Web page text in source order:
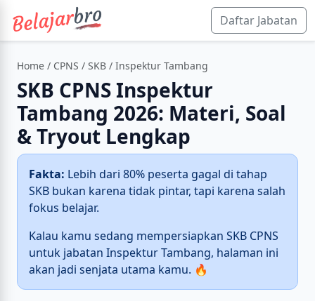
Daftar Jabatan
Home / CPNS / SKB / Inspektur Tambang
SKB CPNS Inspektur
Tambang 2026: Materi, Soal
& Tryout Lengkap
Fakta: Lebih dari 80% peserta gagal di tahap
SKB bukan karena tidak pintar, tapi karena salah
fokus belajar.
Kalau kamu sedang mempersiapkan SKB CPNS
untuk jabatan Inspektur Tambang, halaman ini
akan jadi senjata utama kamu. 🔥